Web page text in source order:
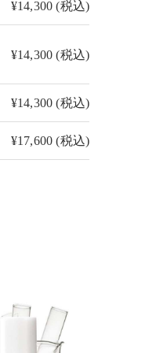
¥14,300 (税込)
¥14,300 (税込)
¥14,300 (税込)
¥17,600 (税込)